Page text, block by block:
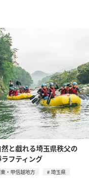
と戯れる埼玉県秩父の
フティング
・甲信越地方 埼玉県